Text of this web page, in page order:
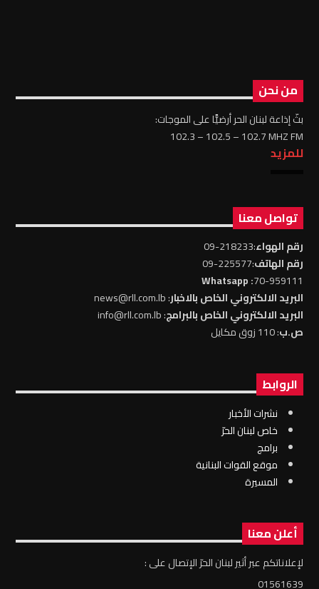
من نحن
بثّ إذاعة لبنان الحر أرضيًّا على الموجات:
102.3 – 102.5 – 102.7 MHZ FM
للمزيد
تواصل معنا
رقم الهواء:218233-09
رقم الهاتف:225577-09
70-959111
: Whatsapp
البريد الالكتروني الخاص بالاخبار: news@rll.com.lb
البريد الالكتروني الخاص بالبرامج: info@rll.com.lb
ص.ب: 110 زوق مكايل
الروابط
نشرات الأخبار
خاص لبنان الحرّ
برامج
موقع القوات البنانية
المسيرة
أعلن معنا
لإعلاناتكم عبر أثير لبنان الحرّ الإتصال على :
01561639